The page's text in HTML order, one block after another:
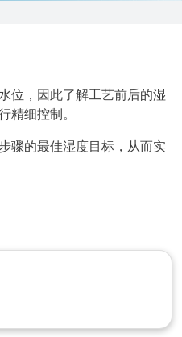
位，因此了解工艺前后的湿
精细控制。
骤的最佳湿度目标，从而实